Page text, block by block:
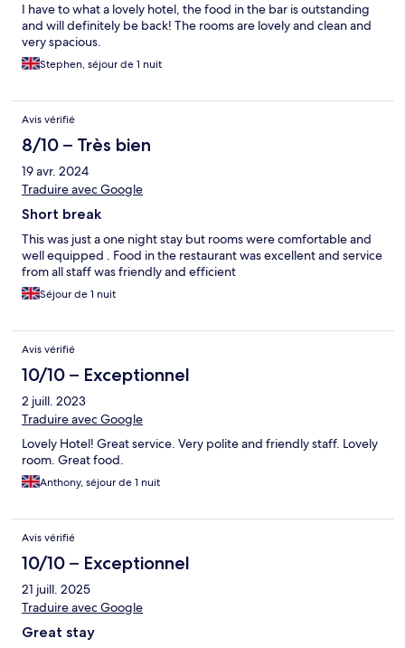
I have to what a lovely hotel, the food in the bar is outstanding
and will definitely be back! The rooms are lovely and clean and
very spacious.
Stephen, séjour de 1 nuit
Avis vérifié
8/10 – Très bien
19 avr. 2024
Traduire avec Google
Short break
This was just a one night stay but rooms were comfortable and
well equipped . Food in the restaurant was excellent and service
from all staff was friendly and efficient
Séjour de 1 nuit
Avis vérifié
10/10 – Exceptionnel
2 juill. 2023
Traduire avec Google
Lovely Hotel! Great service. Very polite and friendly staff. Lovely
room. Great food.
Anthony, séjour de 1 nuit
Avis vérifié
10/10 – Exceptionnel
21 juill. 2025
Traduire avec Google
Great stay